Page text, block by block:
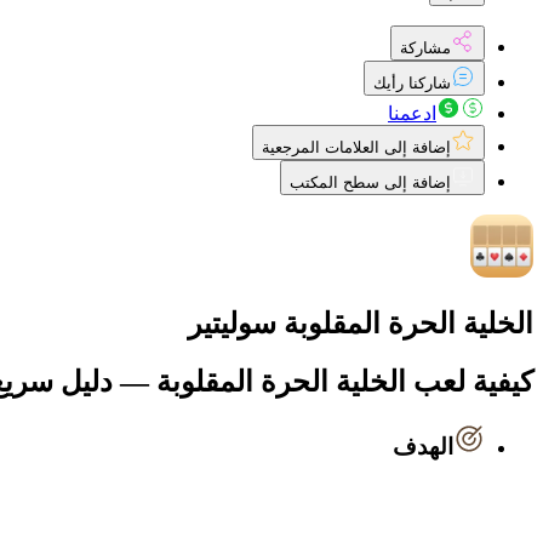
مشاركة
شاركنا رأيك
ادعمنا
إضافة إلى العلامات المرجعية
إضافة إلى سطح المكتب
الخلية الحرة المقلوبة سوليتير
كيفية لعب الخلية الحرة المقلوبة — دليل
الهدف